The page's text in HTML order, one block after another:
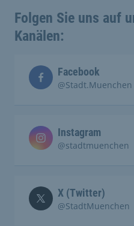
Folgen Sie uns auf
Kanälen:
Facebook
@Stadt.Muenchen
Instagram
@stadtmuenchen
X (Twitter)
@StadtMuenchen